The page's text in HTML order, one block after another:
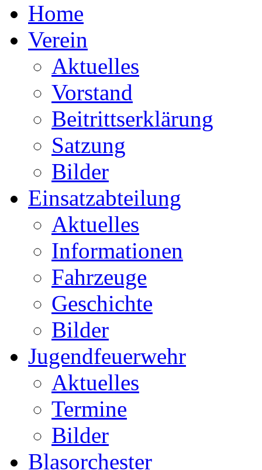
Home
Verein
Aktuelles
Vorstand
Beitrittserklärung
Satzung
Bilder
Einsatzabteilung
Aktuelles
Informationen
Fahrzeuge
Geschichte
Bilder
Jugendfeuerwehr
Aktuelles
Termine
Bilder
Blasorchester